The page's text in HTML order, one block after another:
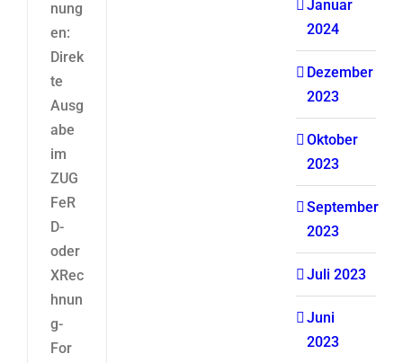
nung
en:
Direk
te
Ausg
abe
im
ZUG
FeR
D-
oder
XRec
hnun
g-
For
Januar
2024
Dezember
2023
Oktober
2023
September
2023
Juli 2023
Juni
2023